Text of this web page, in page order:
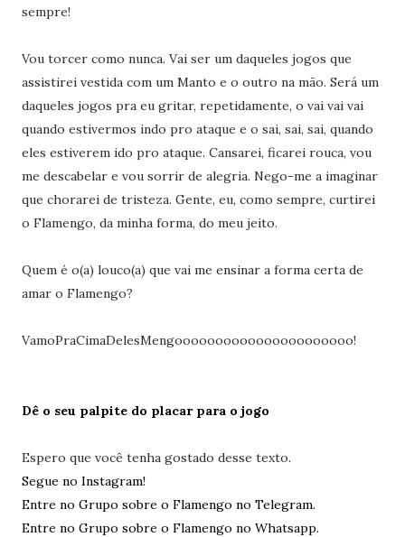
sempre!
Vou torcer como nunca. Vai ser um daqueles jogos que
assistirei vestida com um Manto e o outro na mão. Será um
daqueles jogos pra eu gritar, repetidamente, o vai vai vai
quando estivermos indo pro ataque e o sai, sai, sai, quando
eles estiverem ido pro ataque. Cansarei, ficarei rouca, vou
me descabelar e vou sorrir de alegria. Nego-me a imaginar
que chorarei de tristeza. Gente, eu, como sempre, curtirei
o Flamengo, da minha forma, do meu jeito.
Quem é o(a) louco(a) que vai me ensinar a forma certa de
amar o Flamengo?
VamoPraCimaDelesMengoooooooooooooooooooooo!
Dê o seu palpite do placar para o jogo
Espero que você tenha gostado desse texto.
Segue no Instagram!
Entre no Grupo sobre o Flamengo no Telegram.
Entre no Grupo sobre o Flamengo no Whatsapp.